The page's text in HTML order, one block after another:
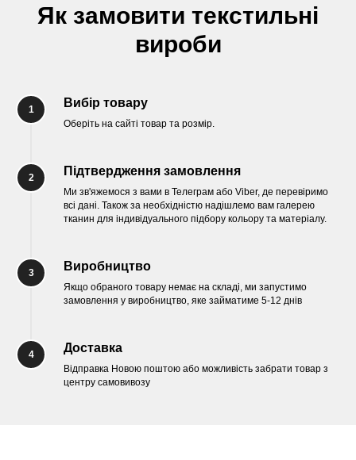
Як замовити текстильні
вироби
1 Вибір товару
Оберіть на сайті товар та розмір.
2 Підтвердження замовлення
Ми зв'яжемося з вами в Телеграм або Viber, де перевіримо
всі дані. Також за необхідністю надішлемо вам галерею
тканин для індивідуального підбору кольору та матеріалу.
3 Виробництво
Якщо обраного товару немає на складі, ми запустимо
замовлення у виробництво, яке займатиме 5-12 днів
4 Доставка
Відправка Новою поштою або можливість забрати товар з
центру самовивозу
Шоурум
Tekstura
для вас
Записатися